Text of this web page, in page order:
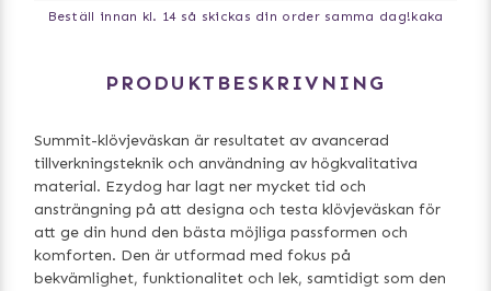
Beställ innan kl. 14 så skickas din order samma dag!kaka
PRODUKTBESKRIVNING
Summit-klövjeväskan är resultatet av avancerad
tillverkningsteknik och användning av högkvalitativa
material. Ezydog har lagt ner mycket tid och
ansträngning på att designa och testa klövjeväskan för
att ge din hund den bästa möjliga passformen och
komforten. Den är utformad med fokus på
bekvämlighet, funktionalitet och lek, samtidigt som den